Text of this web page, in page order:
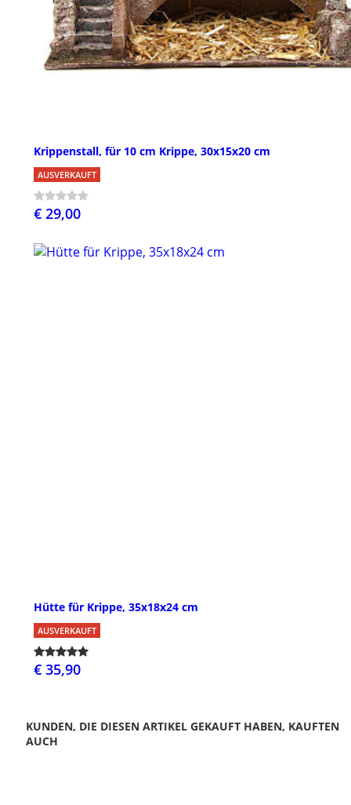
Krippenstall, für 10 cm Krippe, 30x15x20 cm
AUSVERKAUFT
€ 29,00
Hütte für Krippe, 35x18x24 cm
AUSVERKAUFT
€ 35,90
KUNDEN, DIE DIESEN ARTIKEL GEKAUFT HABEN, KAUFTEN
AUCH